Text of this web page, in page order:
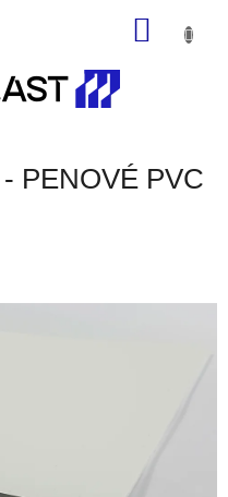
PENOVÉ PVC